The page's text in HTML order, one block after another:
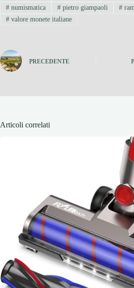
#numismatica #pietro giampaoli #
#valore monete italiane
PRECEDENTE
Articoli correlati